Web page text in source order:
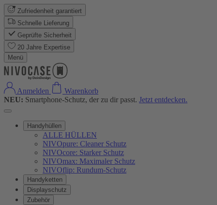
Zufriedenheit garantiert
Schnelle Lieferung
Geprüfte Sicherheit
20 Jahre Expertise
Menü
Anmelden
Warenkorb
NEU: Smartphone-Schutz, der zu dir passt. Jetzt entdecken.
Handyhüllen
ALLE HÜLLEN
NIVOpure: Cleaner Schutz
NIVOcore: Starker Schutz
NIVOmax: Maximaler Schutz
NIVOflip: Rundum-Schutz
Handyketten
Displayschutz
Zubehör